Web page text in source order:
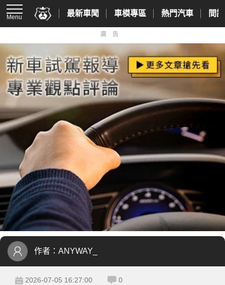
Menu 最新車聞 車模專區 熱門汽車 間
廣告
作者： ANYWAY_
2026-07-05 16:27:00 0